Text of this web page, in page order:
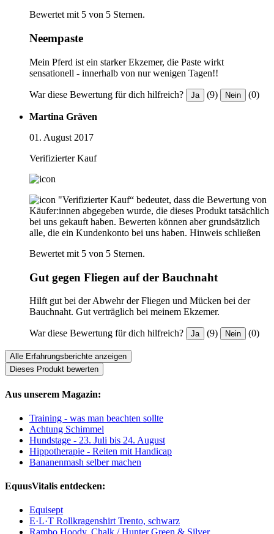
Bewertet mit 5 von 5 Sternen.
Neempaste
Mein Pferd ist ein starker Ekzemer, die Paste wirkt
sensationell - innerhalb von nur wenigen Tagen!!
War diese Bewertung für dich hilfreich? Ja (9) Nein (0)
Martina Gräven
01. August 2017
Verifizierter Kauf
"Verifizierter Kauf“ bedeutet, dass die Bewertung von
Käufer:innen abgegeben wurde, die dieses Produkt tatsächlich
bei uns gekauft haben. Bewerten können aber grundsätzlich
alle, die ein Kundenkonto bei uns haben. Hinweis schließen
Bewertet mit 5 von 5 Sternen.
Gut gegen Fliegen auf der Bauchnaht
Hilft gut bei der Abwehr der Fliegen und Mücken bei der
Bauchnaht. Gut verträglich bei meinem Ekzemer.
War diese Bewertung für dich hilfreich? Ja (9) Nein (0)
Alle Erfahrungsberichte anzeigen
Dieses Produkt bewerten
Aus unserem Magazin:
Training - was man beachten sollte
Achtung Schimmel
Hundstage - 23. Juli bis 24. August
Hippotherapie - Reiten mit Handicap
Bananenmash selber machen
EquusVitalis entdecken:
Equisept
E·L·T Rollkragenshirt Trento, schwarz